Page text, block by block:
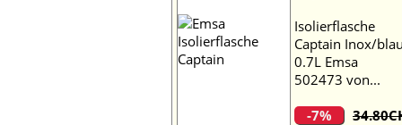
Isolierflasche
Captain Inox/
0.7L Emsa
502473 von...
-7%